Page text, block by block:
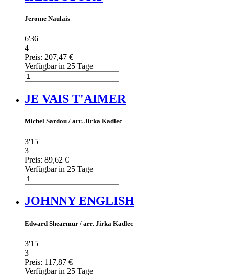
Jerome Naulais
6'36
4
Preis: 207,47 €
Verfügbar in 25 Tage
JE VAIS T'AIMER
Michel Sardou / arr. Jirka Kadlec
3'15
3
Preis: 89,62 €
Verfügbar in 25 Tage
JOHNNY ENGLISH
Edward Shearmur / arr. Jirka Kadlec
3'15
3
Preis: 117,87 €
Verfügbar in 25 Tage